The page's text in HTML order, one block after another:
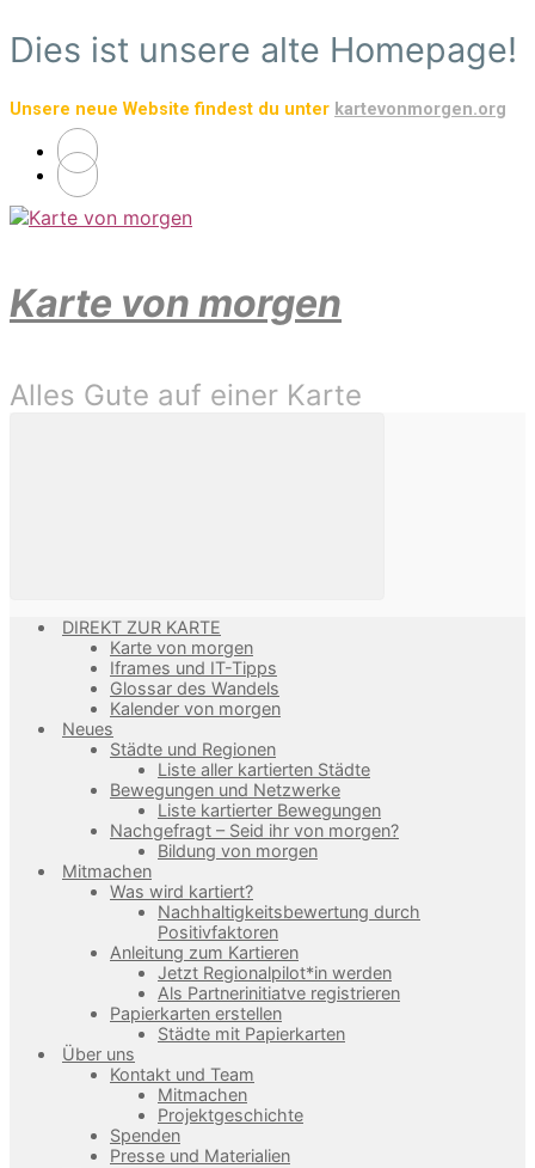
Zum
Hauptinhalt
Dies ist unsere alte Homepage!
Unsere neue Website findest du unter kartevonmorgen.org
Karte von morgen
Alles Gute auf einer Karte
DIREKT ZUR KARTE
Karte von morgen
Iframes und IT-Tipps
Glossar des Wandels
Kalender von morgen
Neues
Städte und Regionen
Liste aller kartierten Städte
Bewegungen und Netzwerke
Liste kartierter Bewegungen
Nachgefragt – Seid ihr von morgen?
Bildung von morgen
Mitmachen
Was wird kartiert?
Nachhaltigkeitsbewertung durch
Positivfaktoren
Anleitung zum Kartieren
Jetzt Regionalpilot*in werden
Als Partnerinitiatve registrieren
Papierkarten erstellen
Städte mit Papierkarten
Über uns
Kontakt und Team
Mitmachen
Projektgeschichte
Spenden
Presse und Materialien